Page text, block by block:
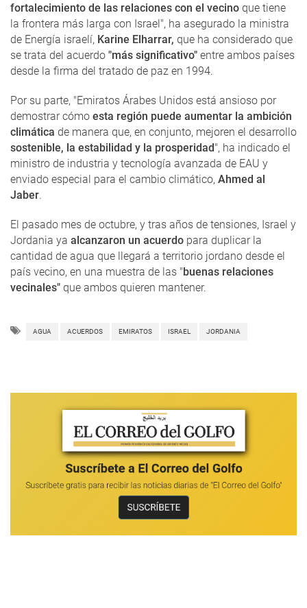
fortalecimiento de las relaciones con el vecino que tiene
la frontera más larga con Israel", ha asegurado la ministra
de Energía israelí, Karine Elharrar, que ha considerado que
se trata del acuerdo "más significativo" entre ambos países
desde la firma del tratado de paz en 1994.
Por su parte, "Emiratos Árabes Unidos está ansioso por
demostrar cómo esta región puede aumentar la ambición
climática de manera que, en conjunto, mejoren el desarrollo
sostenible, la estabilidad y la prosperidad", ha indicado el
ministro de industria y tecnología avanzada de EAU y
enviado especial para el cambio climático, Ahmed al
Jaber.
El pasado mes de octubre, y tras años de tensiones, Israel y
Jordania ya alcanzaron un acuerdo para duplicar la
cantidad de agua que llegará a territorio jordano desde el
país vecino, en una muestra de las "buenas relaciones
vecinales" que ambos quieren mantener.
AGUA ACUERDOS EMIRATOS ISRAEL JORDANIA